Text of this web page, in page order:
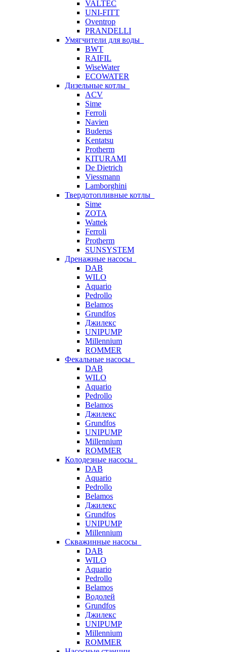
VALTEC
UNI-FITT
Oventrop
PRANDELLI
Умягчители для воды
BWT
RAIFIL
WiseWater
ECOWATER
Дизельные котлы
ACV
Sime
Ferroli
Navien
Buderus
Kentatsu
Protherm
KITURAMI
De Dietrich
Viessmann
Lamborghini
Твердотопливные котлы
Sime
ZOTA
Wattek
Ferroli
Protherm
SUNSYSTEM
Дренажные насосы
DAB
WILO
Aquario
Pedrollo
Belamos
Grundfos
Джилекс
UNIPUMP
Millennium
ROMMER
Фекальные насосы
DAB
WILO
Aquario
Pedrollo
Belamos
Джилекс
Grundfos
UNIPUMP
Millennium
ROMMER
Колодезные насосы
DAB
Aquario
Pedrollo
Belamos
Джилекс
Grundfos
UNIPUMP
Millennium
Скважинные насосы
DAB
WILO
Aquario
Pedrollo
Belamos
Водолей
Grundfos
Джилекс
UNIPUMP
Millennium
ROMMER